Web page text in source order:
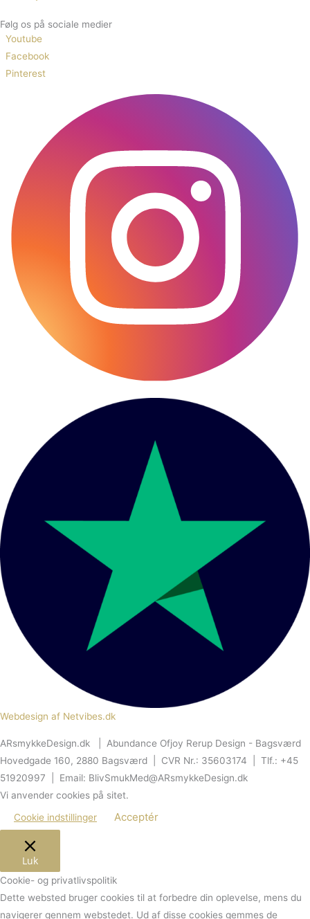
Følg os på sociale medier
Youtube
Facebook
Pinterest
Webdesign af Netvibes.dk
ARsmykkeDesign.dk | Abundance Ofjoy Rerup Design - Bagsværd
Hovedgade 160, 2880 Bagsværd | CVR Nr.: 35603174 | Tlf.: +45
51920997 | Email: BlivSmukMed@ARsmykkeDesign.dk
Vi anvender cookies på sitet.
Cookie indstillinger
Acceptér
Luk
Cookie- og privatlivspolitik
Dette websted bruger cookies til at forbedre din oplevelse, mens du
navigerer gennem webstedet. Ud af disse cookies gemmes de